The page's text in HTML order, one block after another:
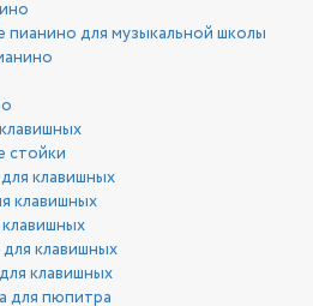
для музыкальной школы
стойки
клавишных
клавишных
клавишных
клавишных
для пюпитра